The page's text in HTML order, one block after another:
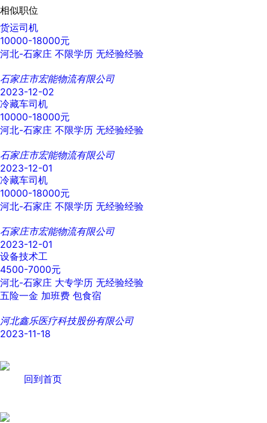
相似职位
货运司机
10000-18000元
河北-石家庄 不限学历 无经验经验
石家庄市宏能物流有限公司
2023-12-02
冷藏车司机
10000-18000元
河北-石家庄 不限学历 无经验经验
石家庄市宏能物流有限公司
2023-12-01
冷藏车司机
10000-18000元
河北-石家庄 不限学历 无经验经验
石家庄市宏能物流有限公司
2023-12-01
设备技术工
4500-7000元
河北-石家庄 大专学历 无经验经验
五险一金 加班费 包食宿
河北鑫乐医疗科技股份有限公司
2023-11-18
回到首页